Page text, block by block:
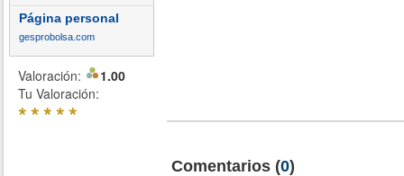
Página personal
gesprobolsa.com
Valoración:
1.00
Tu Valoración:
*****
Comentarios (0)